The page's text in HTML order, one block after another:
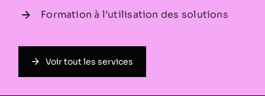
Formation à l’utilisation des solutions
Voir tout les services